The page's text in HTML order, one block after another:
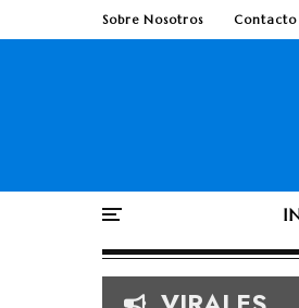
Sobre Nosotros Contacto